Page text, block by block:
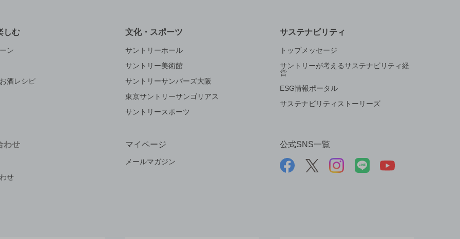
しむ
ン
酒レシピ
文化・スポーツ
サントリーホール
サントリー美術館
サントリーサンバーズ大阪
東京サントリーサンゴリアス
サントリースポーツ
サステナビリティ
トップメッセージ
サントリーが考えるサステナビリティ経
営
ESG情報ポータル
サステナビリティストーリーズ
わせ
せ
マイページ
メールマガジン
公式SNS一覧